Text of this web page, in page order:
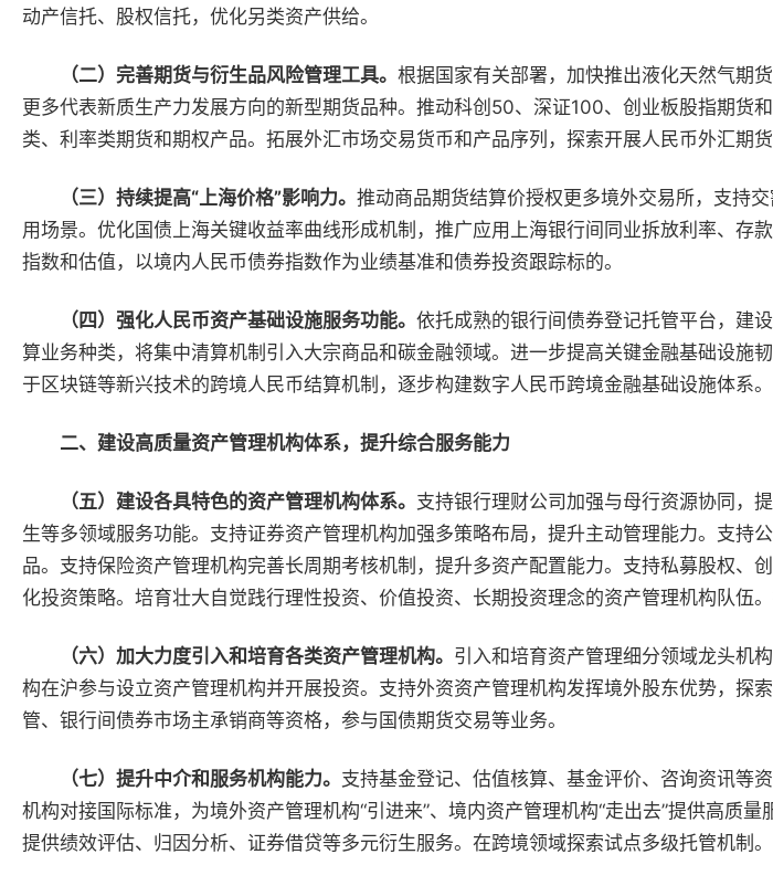
动产信托、股权信托，优化另类资产供给。
（二）完善期货与衍生品风险管理工具。 根据国家有关部署，加快推出液化天然气期
更多代表新质生产力发展方向的新型期货品种。推动科创50、深证100、创业板股指期货
类、利率类期货和期权产品。拓展外汇市场交易货币和产品序列，探索开展人民币外汇期
（三）持续提高“上海价格”影响力。 推动商品期货结算价授权更多境外交易所，支持
用场景。优化国债上海关键收益率曲线形成机制，推广应用上海银行间同业拆放利率、
指数和估值，以境内人民币债券指数作为业绩基准和债券投资跟踪标的。
（四）强化人民币资产基础设施服务功能。 依托成熟的银行间债券登记托管平台，建
算业务种类，将集中清算机制引入大宗商品和碳金融领域。进一步提高关键金融基础设
于区块链等新兴技术的跨境人民币结算机制，逐步构建数字人民币跨境金融基础设施体系。
二、建设高质量资产管理机构体系，提升综合服务能力
（五）建设各具特色的资产管理机构体系。 支持银行理财公司加强与母行资源协同，
生等多领域服务功能。支持证券资产管理机构加强多策略布局，提升主动管理能力。支
品。支持保险资产管理机构完善长周期考核机制，提升多资产配置能力。支持私募股权
化投资策略。培育壮大自觉践行理性投资、价值投资、长期投资理念的资产管理机构队伍
（六）加大力度引入和培育各类资产管理机构。 引入和培育资产管理细分领域龙头机
构在沪参与设立资产管理机构并开展投资。支持外资资产管理机构发挥境外股东优势，
管、银行间债券市场主承销商等资格，参与国债期货交易等业务。
（七）提升中介和服务机构能力。 支持基金登记、估值核算、基金评价、咨询资讯等
机构对接国际标准，为境外资产管理机构“引进来”、境内资产管理机构“走出去”提供高质
提供绩效评估、归因分析、证券借贷等多元衍生服务。在跨境领域探索试点多级托管机制。